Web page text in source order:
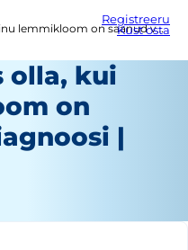
Registreeru
Kust osta
on saanud vähidiagnoosi | Hill's Pet
olla, kui
on
|